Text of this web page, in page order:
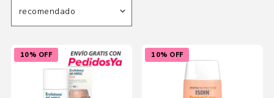
10% OFF 10% OFF